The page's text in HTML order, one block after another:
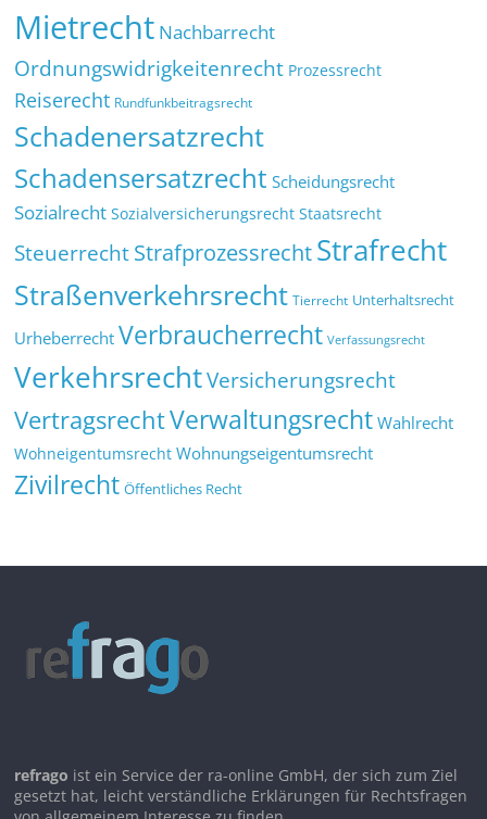
Mietrecht Nachbarrecht
Ordnungswidrigkeitenrecht Prozessrecht
Reiserecht Rundfunkbeitragsrecht
Schadenersatzrecht
Schadensersatzrecht Scheidungsrecht
Sozialrecht Sozialversicherungsrecht Staatsrecht
SteuerrechtStrafprozessrechtStrafrecht
Straßenverkehrsrecht Tierrecht Unterhaltsrecht
Urheberrecht Verbraucherrecht Verfassungsrecht
VerkehrsrechtVersicherungsrecht
VertragsrechtVerwaltungsrecht Wahlrecht
Wohneigentumsrecht Wohnungseigentumsrecht
Zivilrecht Öffentliches Recht
refrago ist ein Service der ra-online GmbH, der sich zum Ziel
gesetzt hat, leicht verständliche Erklärungen für Rechtsfragen